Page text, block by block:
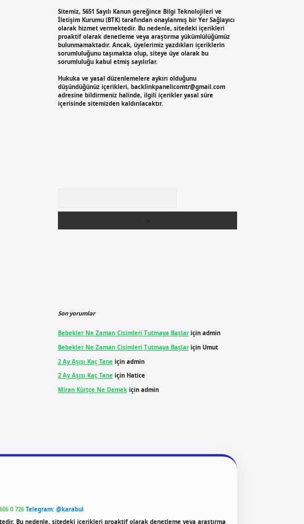
Sitemiz, 5651 Sayılı Kanun gereğince Bilgi Teknolojileri ve
İletişim Kurumu (BTK) tarafından onaylanmış bir Yer Sağlayıcı
olarak hizmet vermektedir. Bu nedenle, sitedeki içerikleri
proaktif olarak denetleme veya araştırma yükümlülüğümüz
bulunmamaktadır. Ancak, üyelerimiz yazdıkları içeriklerin
sorumluluğunu taşımakta olup, siteye üye olarak bu
sorumluluğu kabul etmiş sayılırlar.
Hukuka ve yasal düzenlemelere aykırı olduğunu
düşündüğünüz içerikleri, backlinkpanelicomtr@gmail.com
adresine bildirmeniz halinde, ilgili içerikler yasal süre
içerisinde sitemizden kaldırılacaktır.
Son yorumlar
Bebekler Ne Zaman Cisimleri Tutmaya Başlariçin admin
Bebekler Ne Zaman Cisimleri Tutmaya Başlariçin Umut
2 Ay Aşısı Kaç Taneiçin admin
2 Ay Aşısı Kaç Taneiçin Hatice
Miran Kürtçe Ne Demekiçin admin
0 726 Telegram: @karabul
Bu nedenle, sitedeki içerikleri proaktif olarak denetleme veya araştırma